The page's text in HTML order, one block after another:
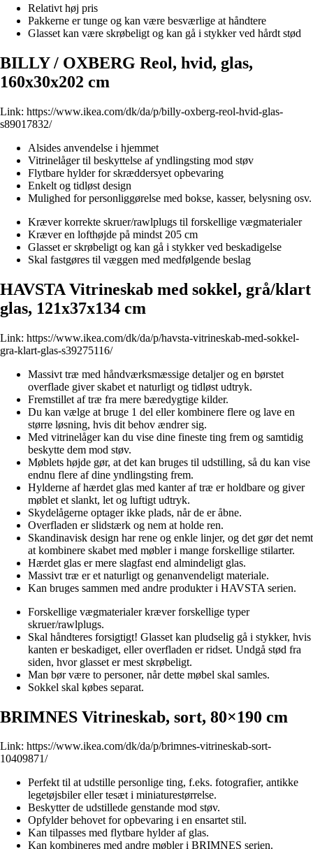
Relativt høj pris
Pakkerne er tunge og kan være besværlige at håndtere
Glasset kan være skrøbeligt og kan gå i stykker ved hårdt stød
BILLY / OXBERG Reol, hvid, glas,
160x30x202 cm
Link: https://www.ikea.com/dk/da/p/billy-oxberg-reol-hvid-glas-
s89017832/
Alsides anvendelse i hjemmet
Vitrinelåger til beskyttelse af yndlingsting mod støv
Flytbare hylder for skræddersyet opbevaring
Enkelt og tidløst design
Mulighed for personliggørelse med bokse, kasser, belysning osv.
Kræver korrekte skruer/rawlplugs til forskellige vægmaterialer
Kræver en lofthøjde på mindst 205 cm
Glasset er skrøbeligt og kan gå i stykker ved beskadigelse
Skal fastgøres til væggen med medfølgende beslag
HAVSTA Vitrineskab med sokkel, grå/klart
glas, 121x37x134 cm
Link: https://www.ikea.com/dk/da/p/havsta-vitrineskab-med-sokkel-
gra-klart-glas-s39275116/
Massivt træ med håndværksmæssige detaljer og en børstet
overflade giver skabet et naturligt og tidløst udtryk.
Fremstillet af træ fra mere bæredygtige kilder.
Du kan vælge at bruge 1 del eller kombinere flere og lave en
større løsning, hvis dit behov ændrer sig.
Med vitrinelåger kan du vise dine fineste ting frem og samtidig
beskytte dem mod støv.
Møblets højde gør, at det kan bruges til udstilling, så du kan vise
endnu flere af dine yndlingsting frem.
Hylderne af hærdet glas med kanter af træ er holdbare og giver
møblet et slankt, let og luftigt udtryk.
Skydelågerne optager ikke plads, når de er åbne.
Overfladen er slidstærk og nem at holde ren.
Skandinavisk design har rene og enkle linjer, og det gør det nemt
at kombinere skabet med møbler i mange forskellige stilarter.
Hærdet glas er mere slagfast end almindeligt glas.
Massivt træ er et naturligt og genanvendeligt materiale.
Kan bruges sammen med andre produkter i HAVSTA serien.
Forskellige vægmaterialer kræver forskellige typer
skruer/rawlplugs.
Skal håndteres forsigtigt! Glasset kan pludselig gå i stykker, hvis
kanten er beskadiget, eller overfladen er ridset. Undgå stød fra
siden, hvor glasset er mest skrøbeligt.
Man bør være to personer, når dette møbel skal samles.
Sokkel skal købes separat.
BRIMNES Vitrineskab, sort, 80×190 cm
Link: https://www.ikea.com/dk/da/p/brimnes-vitrineskab-sort-
10409871/
Perfekt til at udstille personlige ting, f.eks. fotografier, antikke
legetøjsbiler eller tesæt i miniaturestørrelse.
Beskytter de udstillede genstande mod støv.
Opfylder behovet for opbevaring i en ensartet stil.
Kan tilpasses med flytbare hylder af glas.
Kan kombineres med andre møbler i BRIMNES serien.